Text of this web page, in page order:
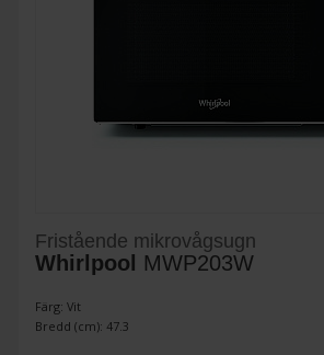
Fristående mikrovågsugn
Whirlpool MWP203W
Färg: Vit
Bredd (cm): 47.3